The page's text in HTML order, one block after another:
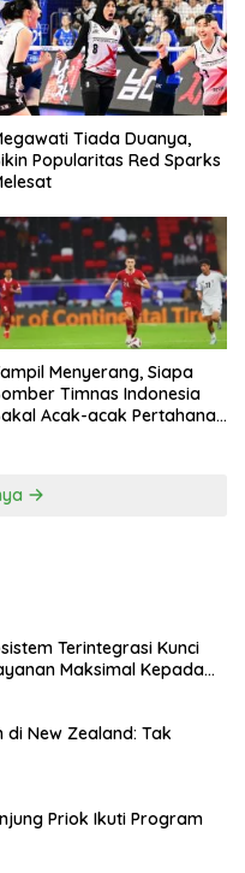
Tiada Duanya,
Popularitas Red Sparks
Menyerang, Siapa
Timnas Indonesia
Acak-acak Pertahanan
Terintegrasi Kunci
Maksimal Kepada
di New Zealand: Tak
Priok Ikuti Program